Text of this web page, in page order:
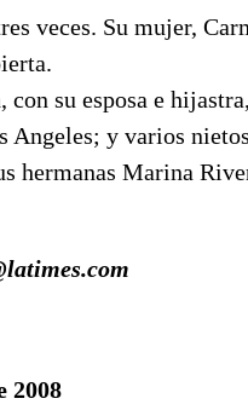
veces. Su mujer,
con su esposa e
Angeles; y varios
hermanas Marina
2008